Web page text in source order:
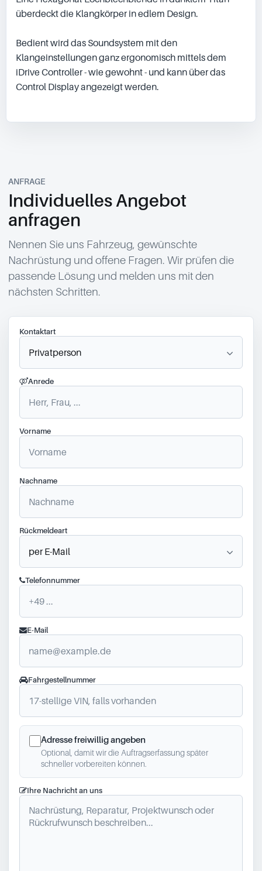
überdeckt die Klangkörper in edlem Design.
Bedient wird das Soundsystem mit den
Klangeinstellungen ganz ergonomisch mittels dem
iDrive Controller - wie gewohnt - und kann über das
Control Display angezeigt werden.
ANFRAGE
Individuelles Angebot
anfragen
Nennen Sie uns Fahrzeug, gewünschte
Nachrüstung und offene Fragen. Wir prüfen die
passende Lösung und melden uns mit den
nächsten Schritten.
Kontaktart
Anrede
Vorname
Nachname
Rückmeldeart
Telefonnummer
E-Mail
Fahrgestellnummer
Adresse freiwillig angeben
Optional, damit wir die Auftragserfassung später
schneller vorbereiten können.
Ihre Nachricht an uns